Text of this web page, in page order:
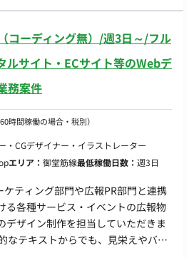
機能の改善において、モダンで使い
ザインし、サービスの魅力を最大
係者と共有するプロトタイプやモッ
）,Figma デー
ドライブ コミュニケーションツ
Meet
コーディング無）/週3日～/フル
ルサイト・ECサイト等のWebデ
務案件
時間稼働の場合・税別）
・CGデザイナー・イラストレーター
エリア： 御堂筋線最低稼働日数： 週3日
ティング部門や広報PR部門と連携
る各種サービス・イベントの広報物
デザイン制作を担当していただきま
なテキストからでも、見栄えやバラ